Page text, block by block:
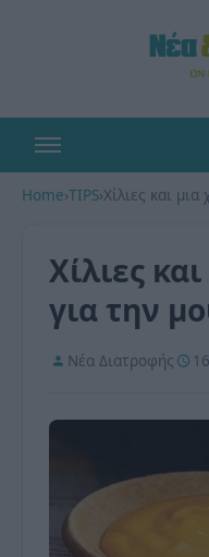
Home›TIPS›Χίλιες και
Χίλιες
για την
Νέα Διατροφής